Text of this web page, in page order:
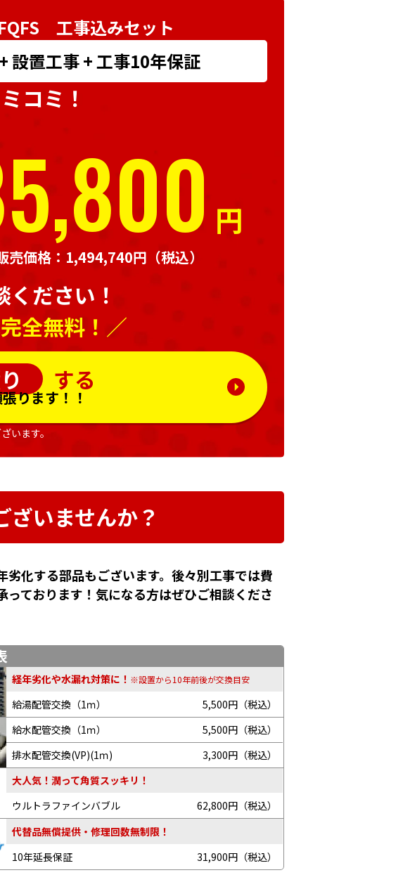
工事込みセット
設置工事 + 工事10年保証
コミ！
円
売価格：1,494,740円 （税込）
ださい！
全無料！／
する
ります！！
います。
いませんか？
化する部品もございます。後々別工事では費
ております！気になる方はぜひご相談くださ
経年劣化や水漏れ対策に！ ※設置から10年前後が交換目安
給湯配管交換（1ｍ）
5,500円（税込）
給水配管交換（1ｍ）
5,500円（税込）
排水配管交換(VP)(1ｍ)
3,300円（税込）
大人気！潤って角質スッキリ！
ウルトラファインバブル
62,800円（税込）
代替品無償提供・修理回数無制限！
10年延長保証
31,900円（税込）